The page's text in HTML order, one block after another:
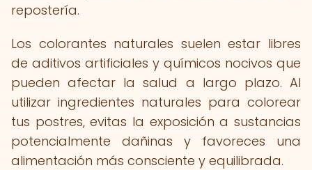
repostería.
Los colorantes naturales suelen estar libres
de aditivos artificiales y químicos nocivos que
pueden afectar la salud a largo plazo. Al
utilizar ingredientes naturales para colorear
tus postres, evitas la exposición a sustancias
potencialmente dañinas y favoreces una
alimentación más consciente y equilibrada.